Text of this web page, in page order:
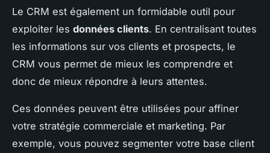
Le CRM est également un formidable outil pour
exploiter les données clients. En centralisant toutes
les informations sur vos clients et prospects, le
CRM vous permet de mieux les comprendre et
donc de mieux répondre à leurs attentes.
Ces données peuvent être utilisées pour affiner
votre stratégie commerciale et marketing. Par
exemple, vous pouvez segmenter votre base client